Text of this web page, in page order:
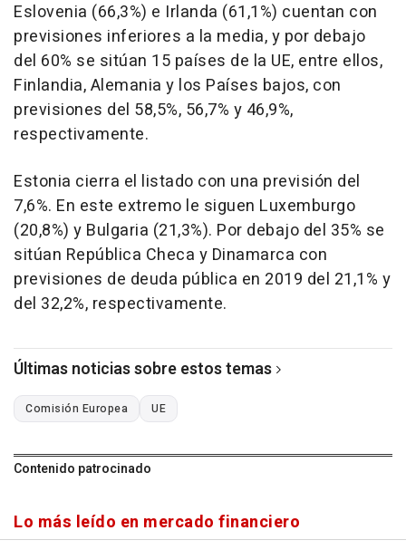
Eslovenia (66,3%) e Irlanda (61,1%) cuentan con
previsiones inferiores a la media, y por debajo
del 60% se sitúan 15 países de la UE, entre ellos,
Finlandia, Alemania y los Países bajos, con
previsiones del 58,5%, 56,7% y 46,9%,
respectivamente.
Estonia cierra el listado con una previsión del
7,6%. En este extremo le siguen Luxemburgo
(20,8%) y Bulgaria (21,3%). Por debajo del 35% se
sitúan República Checa y Dinamarca con
previsiones de deuda pública en 2019 del 21,1% y
del 32,2%, respectivamente.
Últimas noticias sobre estos temas
Comisión Europea UE
Contenido patrocinado
Lo más leído en mercado financiero